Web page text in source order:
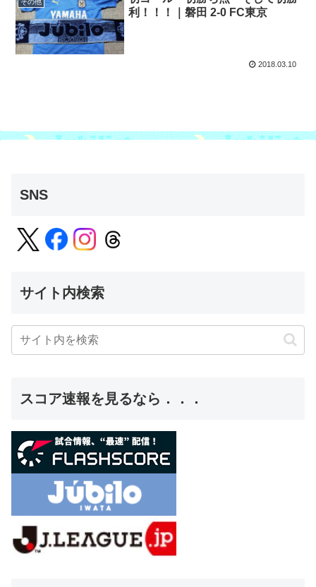
利！！！｜磐田 2-0 FC東京
2018.03.10
SNS
サイト内検索
スコア速報を見るなら．．．